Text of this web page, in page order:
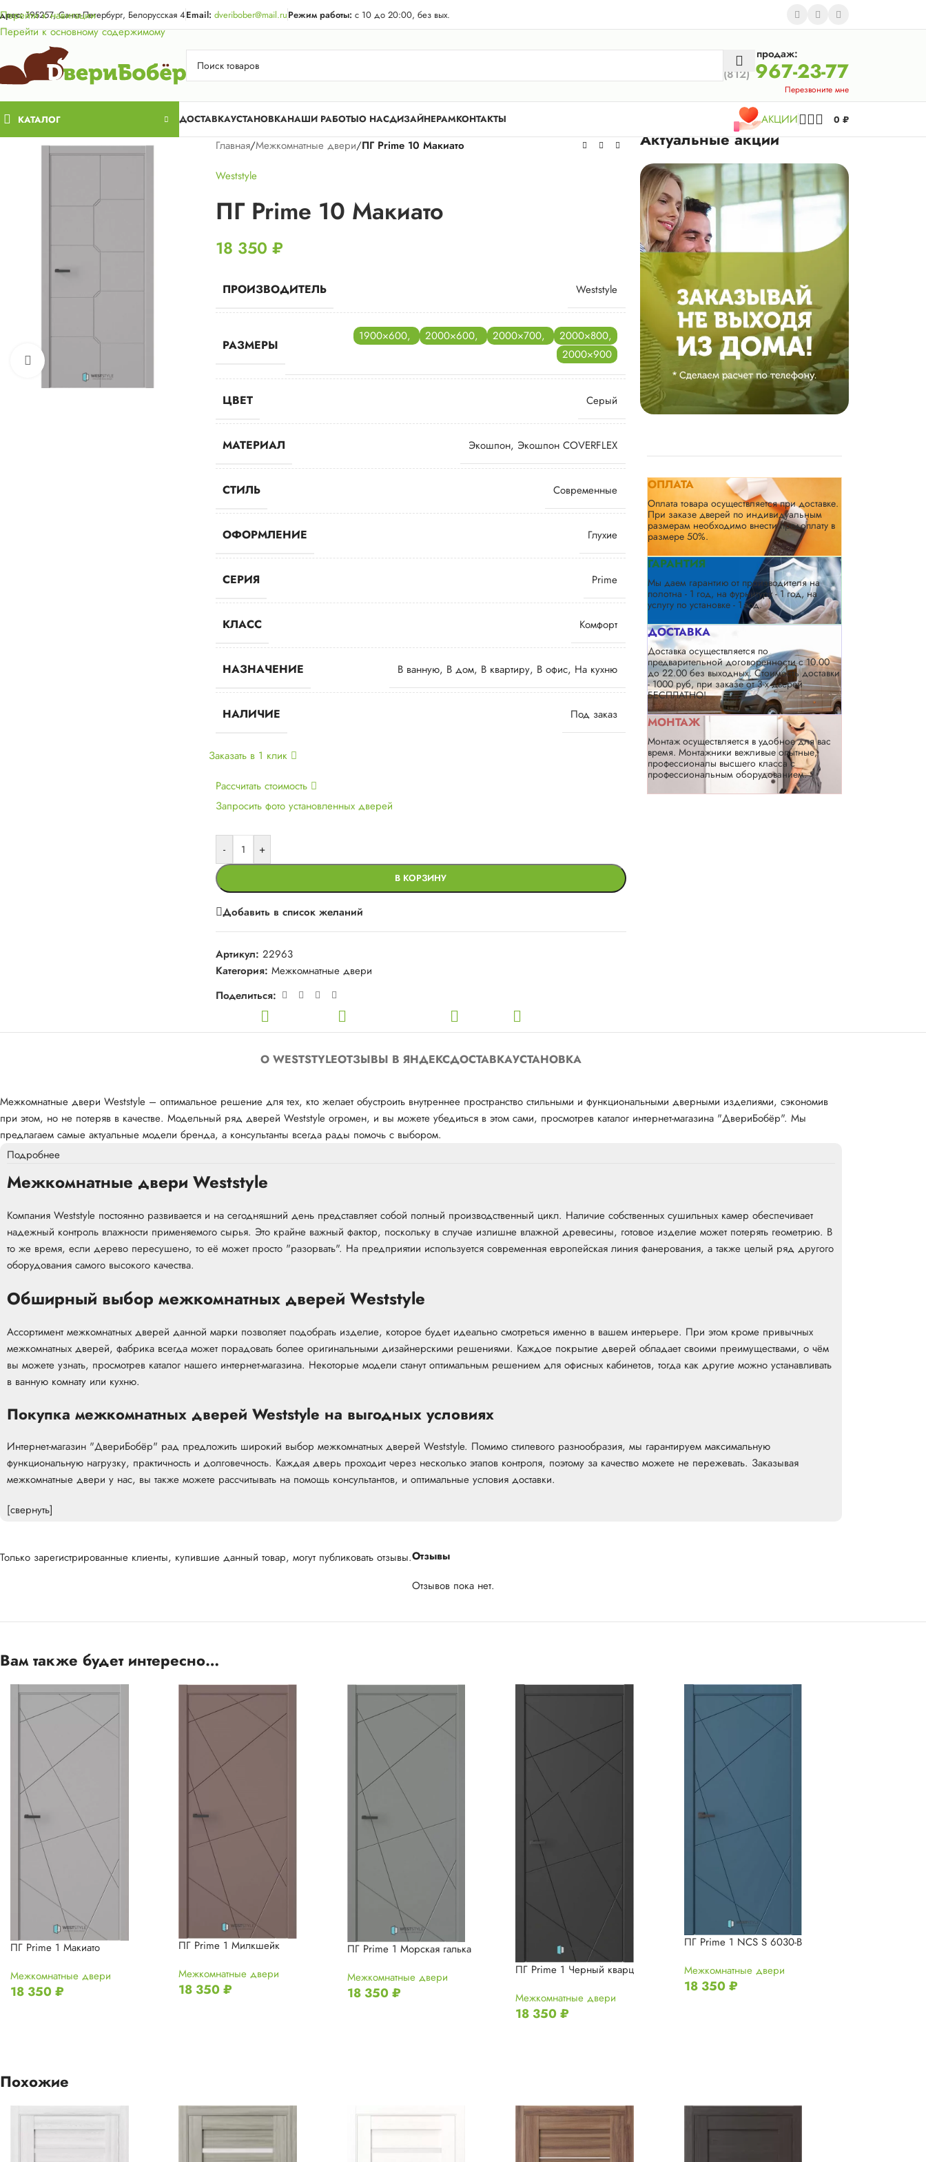
Перейти к навигации
Перейти к основному содержимому
Акция для жителей Лен. области! Бесплатная доставка в 50 км. от КАД.
195257, Санкт-Петербург, Белорусская 4Email: dveribober@mail.ruРежим работы: с 10 до 20:00, без вых.
Отдел продаж:
(812) 967-23-77
Перезвоните мне
КАТАЛОГ ДОСТАВКАУСТАНОВКАНАШИ РАБОТЫО НАСДИЗАЙНЕРАМКОНТАКТЫ АКЦИИ 0 ₽
Главная/Межкомнатные двери/ПГ Prime 10 Макиато
Weststyle
ПГ Prime 10 Макиато
18 350 ₽
ПРОИЗВОДИТЕЛЬ Weststyle
РАЗМЕРЫ
1900×600, 2000×600, 2000×700, 2000×800,
2000×900
ЦВЕТ Серый
МАТЕРИАЛ Экошпон, Экошпон COVERFLEX
СТИЛЬ Современные
ОФОРМЛЕНИЕ Глухие
СЕРИЯ Prime
КЛАСС Комфорт
НАЗНАЧЕНИЕ В ванную, В дом, В квартиру, В офис, На кухню
НАЛИЧИЕ Под заказ
Заказать в 1 клик
Рассчитать стоимость
Запросить фото установленных дверей
- +
В КОРЗИНУ
Добавить в список желаний
Артикул: 22963
Категория: Межкомнатные двери
Поделиться:
Актуальные акции
ОПЛАТА
Оплата товара осуществляется при доставке.
При заказе дверей по индивидуальным
размерам необходимо внести предоплату в
размере 50%.
ГАРАНТИЯ
Мы даем гарантию от производителя на
полотна - 1 год, на фурнитуру - 1 год, на
услугу по установке - 1 год.
ДОСТАВКА
Доставка осуществляется по
предварительной договоренности с 10.00
до 22.00 без выходных. Стоимость доставки
- 1000 руб, при заказе от 3-х дверей
БЕСПЛАТНО!
МОНТАЖ
Монтаж осуществляется в удобное для вас
время. Монтажники вежливые опытные,
профессионалы высшего класса с
профессиональным оборудованием.
О WESTSTYLEОТЗЫВЫ В ЯНДЕКСДОСТАВКАУСТАНОВКА
Межкомнатные двери Weststyle – оптимальное решение для тех, кто желает обустроить внутреннее пространство стильными и функциональными дверными изделиями, сэкономив
при этом, но не потеряв в качестве. Модельный ряд дверей Weststyle огромен, и вы можете убедиться в этом сами, просмотрев каталог интернет-магазина "ДвериБобёр". Мы
предлагаем самые актуальные модели бренда, а консультанты всегда рады помочь с выбором.
Подробнее
Межкомнатные двери Weststyle
Компания Weststyle постоянно развивается и на сегодняшний день представляет собой полный производственный цикл. Наличие собственных сушильных камер обеспечивает
надежный контроль влажности применяемого сырья. Это крайне важный фактор, поскольку в случае излишне влажной древесины, готовое изделие может потерять геометрию. В
то же время, если дерево пересушено, то её может просто "разорвать". На предприятии используется современная европейская линия фанерования, а также целый ряд другого
оборудования самого высокого качества.
Обширный выбор межкомнатных дверей Weststyle
Ассортимент межкомнатных дверей данной марки позволяет подобрать изделие, которое будет идеально смотреться именно в вашем интерьере. При этом кроме привычных
межкомнатных дверей, фабрика всегда может порадовать более оригинальными дизайнерскими решениями. Каждое покрытие дверей обладает своими преимуществами, о чём
вы можете узнать, просмотрев каталог нашего интернет-магазина. Некоторые модели станут оптимальным решением для офисных кабинетов, тогда как другие можно устанавливать
в ванную комнату или кухню.
Покупка межкомнатных дверей Weststyle на выгодных условиях
Интернет-магазин "ДвериБобёр" рад предложить широкий выбор межкомнатных дверей Weststyle. Помимо стилевого разнообразия, мы гарантируем максимальную
функциональную нагрузку, практичность и долговечность. Каждая дверь проходит через несколько этапов контроля, поэтому за качество можете не пережевать. Заказывая
межкомнатные двери у нас, вы также можете рассчитывать на помощь консультантов, и оптимальные условия доставки.
[свернуть]
Отзывы
Отзывов пока нет.
Только зарегистрированные клиенты, купившие данный товар, могут публиковать отзывы.
Вам также будет интересно…
ПГ Prime 1 Макиато
Межкомнатные двери
18 350₽
ПГ Prime 1 Милкшейк
Межкомнатные двери
18 350₽
ПГ Prime 1 Морская галька
Межкомнатные двери
18 350₽
ПГ Prime 1 Черный кварц
Межкомнатные двери
18 350₽
ПГ Prime 1 NCS S 6030-B
Межкомнатные двери
18 350₽
Похожие